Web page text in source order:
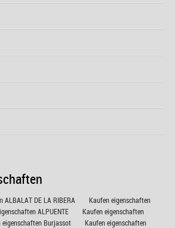
ALBALAT DE LA RIBERA
Kaufen eigenschaften
ALPUENTE
Kaufen eigenschaften
eigenschaften Burjassot
Kaufen eigenschaften